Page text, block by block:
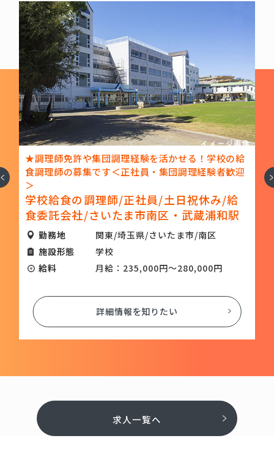
★調理師免許や集団調理経験を活かせる！学校の給
食調理師の募集です＜正社員・集団調理経験者歓迎
＞
学校給食の調理師/正社員/土日祝休み/給
食委託会社/さいたま市南区・武蔵浦和駅
勤務地
関東/埼玉県/さいたま市/南区
施設形態
学校
給料
月給：235,000円～280,000円
詳細情報を知りたい
次
求人一覧へ